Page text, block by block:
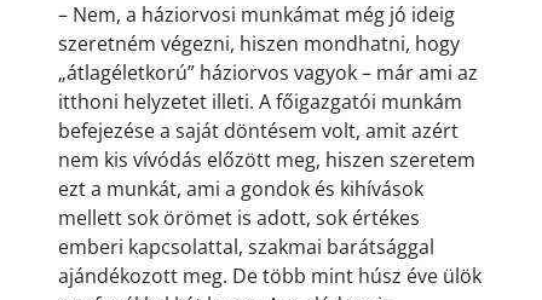
– Nem, a háziorvosi munkámat még jó ideig
szeretném végezni, hiszen mondhatni, hogy
„átlagéletkorú” háziorvos vagyok – már ami az
itthoni helyzetet illeti. A főigazgatói munkám
befejezése a saját döntésem volt, amit azért
nem kis vívódás előzött meg, hiszen szeretem
ezt a munkát, ami a gondok és kihívások
mellett sok örömet is adott, sok értékes
emberi kapcsolattal, szakmai barátsággal
ajándékozott meg. De több mint húsz éve ülök